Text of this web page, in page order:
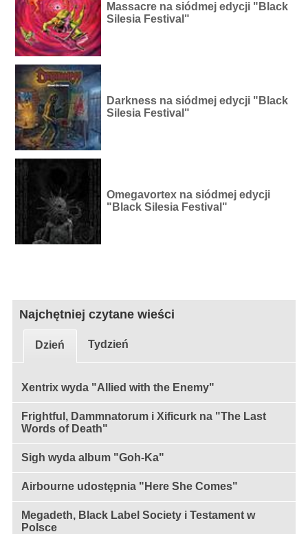
Massacre na siódmej edycji "Black
Silesia Festival"
Darkness na siódmej edycji "Black
Silesia Festival"
Omegavortex na siódmej edycji
"Black Silesia Festival"
Najchętniej czytane wieści
Dzień Tydzień
Xentrix wyda "Allied with the Enemy"
Frightful, Dammnatorum i Xificurk na "The Last
Words of Death"
Sigh wyda album "Goh-Ka"
Airbourne udostępnia "Here She Comes"
Megadeth, Black Label Society i Testament w
Polsce